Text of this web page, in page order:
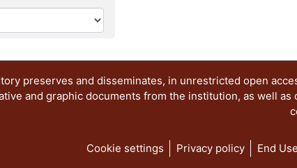
preserves and disseminates, in unrestricted open
and graphic documents from the institution, as well
Cookie settings Privacy policy End